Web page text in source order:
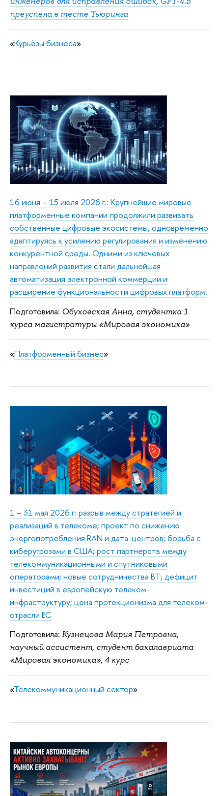
преуспела в тесте Тьюринга
«Курьёзы бизнеса»
16 июня – 15 июля 2026 г.: Крупнейшие мировые
платформенные компании продолжили развивать
собственные цифровые экосистемы, одновременно
адаптируясь к усилению регулирования и изменению
конкурентной среды. Одними из ключевых
направлений развития стали дальнейшая
автоматизация электронной коммерции и
расширение функциональности цифровых платформ.
Подготовила: Обуховская Анна, студентка 1
курса магистратуры «Мировая экономика»
«Платформенный бизнес»
1 – 31 мая 2026 г: разрыв между стратегией и
реализаций в телекоме; проект по снижению
энергопотребления RAN и дата-центров; борьба с
киберугрозами в США; рост партнерств между
телекоммуникационными и спутниковыми
операторами; новые сотрудничества BT; дефицит
инвестиций в европейскую телеком-
инфраструктуру; цена протекционизма для телеком-
отрасли ЕС
Подготовила: Кузнецова Мария Петровна,
научный ассистент, студент бакалавриата
«Мировая экономика», 4 курс
«Телекоммуникационный сектор»